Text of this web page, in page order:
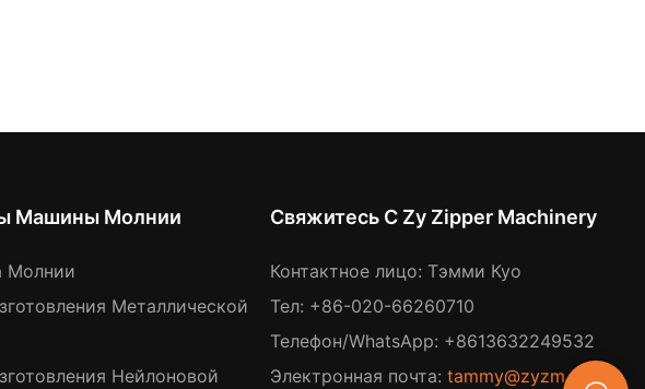
Машины Молнии
Молнии
Металлической
Нейлоновой
Свяжитесь С Zy Zipper Machinery
Контактное лицо: Тэмми Куо
Тел: +86-020-66260710
Телефон/WhatsApp: +8613632249532
Электронная почта: tammy@zyzm.com